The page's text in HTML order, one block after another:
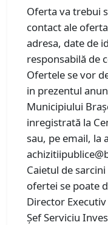
Oferta va trebui
contact ale
adresa, date de
responsabilă de
Ofertele se vor
in prezentul
Municipiului
inregistrată la
sau, pe email, la
Caietul de
ofertei se poate
Director Executiv
Șef Serviciu